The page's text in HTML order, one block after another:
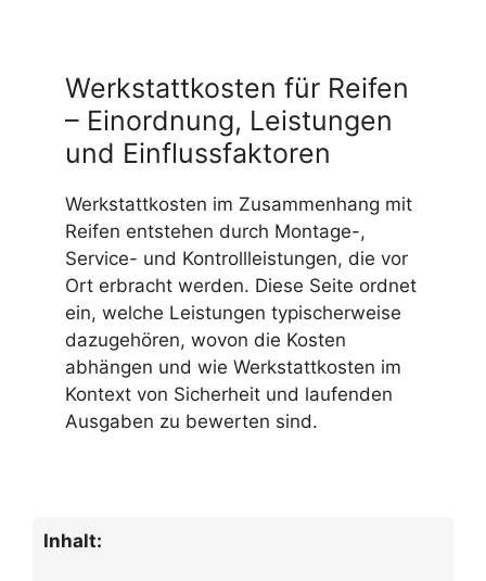
Werkstattkosten für Reifen
– Einordnung, Leistungen
und Einflussfaktoren
Werkstattkosten im Zusammenhang mit
Reifen entstehen durch Montage-,
Service- und Kontrollleistungen, die vor
Ort erbracht werden. Diese Seite ordnet
ein, welche Leistungen typischerweise
dazugehören, wovon die Kosten
abhängen und wie Werkstattkosten im
Kontext von Sicherheit und laufenden
Ausgaben zu bewerten sind.
Inhalt: